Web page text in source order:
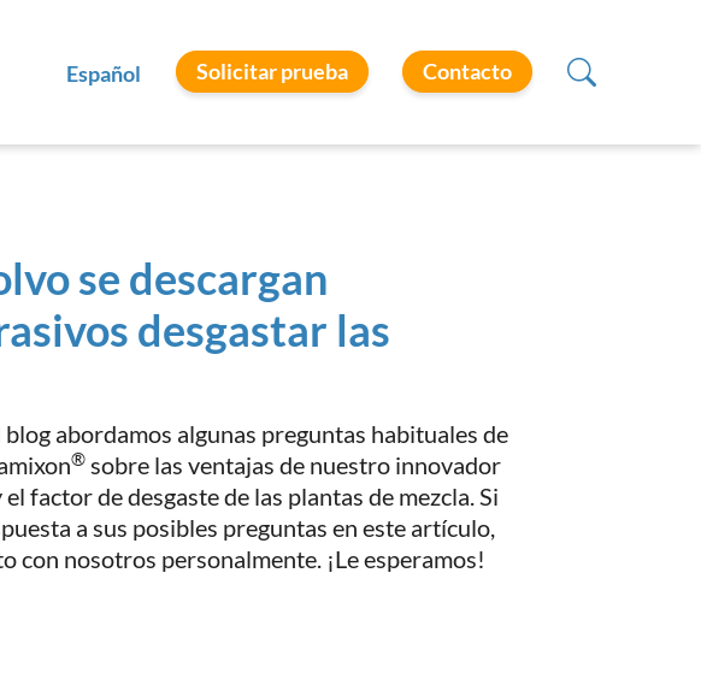
Español Solicitar prueba Contacto
se descargan
desgastar las
abordamos algunas preguntas habituales de
® sobre las ventajas de nuestro innovador
factor de desgaste de las plantas de mezcla. Si
a sus posibles preguntas en este artículo,
con nosotros personalmente. ¡Le esperamos!